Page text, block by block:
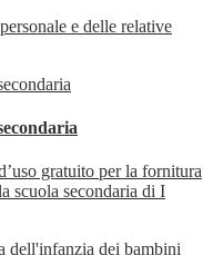
e delle relative
gratuito per la fornitura
scuola secondaria di I